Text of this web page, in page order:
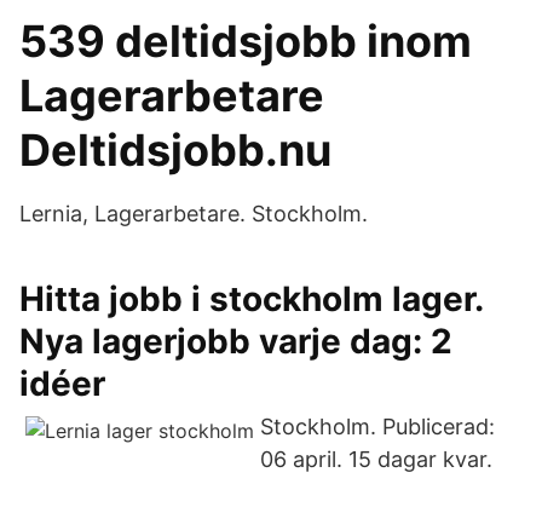
539 deltidsjobb inom
Lagerarbetare
Deltidsjobb.nu
Lernia, Lagerarbetare. Stockholm.
Hitta jobb i stockholm lager.
Nya lagerjobb varje dag: 2
idéer
Stockholm. Publicerad:
06 april. 15 dagar kvar.